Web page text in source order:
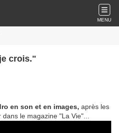
MENU
crois."
en son et en images, après les
le magazine "La Vie"...